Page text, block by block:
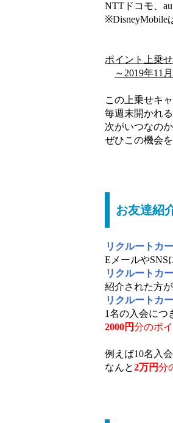
NTTドコモ、
※DisneyMobile
ポイント上乗
～2019年11
この上乗せキ
毎週末開かれ
次がいつなの
ぜひこの機会
お友達紹
リクルートカ
EメールやSNS
リクルートカ
紹介された方
リクルートカ
1名の入会につ
2000円分のポ
例えば10名入
なんと2万円分